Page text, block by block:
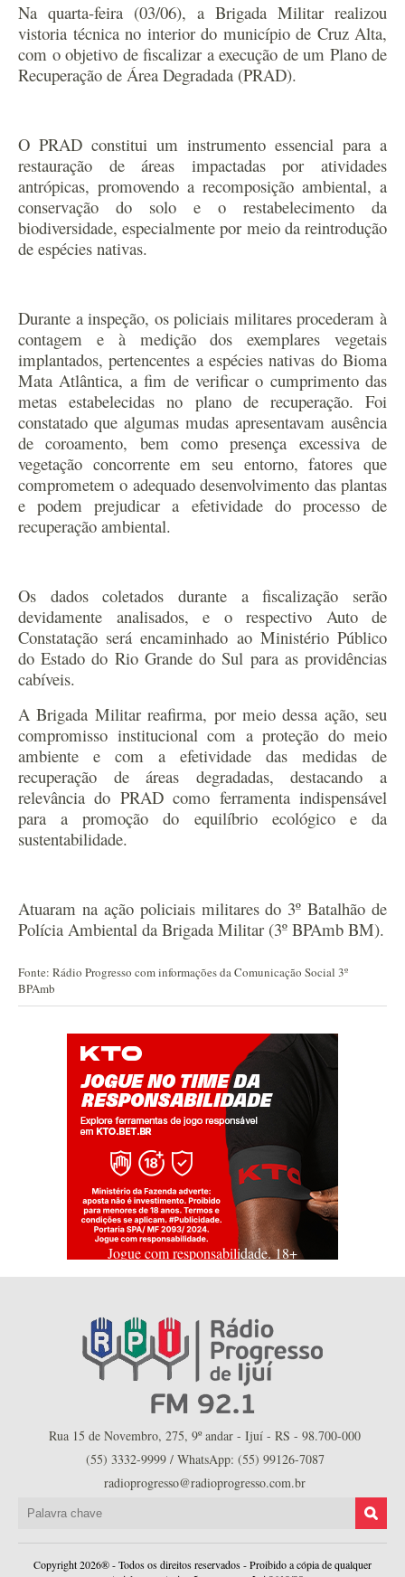
Na quarta-feira (03/06), a Brigada Militar realizou
vistoria técnica no interior do município de Cruz Alta,
com o objetivo de fiscalizar a execução de um Plano de
Recuperação de Área Degradada (PRAD).
O PRAD constitui um instrumento essencial para a
restauração de áreas impactadas por atividades
antrópicas, promovendo a recomposição ambiental, a
conservação do solo e o restabelecimento da
biodiversidade, especialmente por meio da reintrodução
de espécies nativas.
Durante a inspeção, os policiais militares procederam à
contagem e à medição dos exemplares vegetais
implantados, pertencentes a espécies nativas do Bioma
Mata Atlântica, a fim de verificar o cumprimento das
metas estabelecidas no plano de recuperação. Foi
constatado que algumas mudas apresentavam ausência
de coroamento, bem como presença excessiva de
vegetação concorrente em seu entorno, fatores que
comprometem o adequado desenvolvimento das plantas
e podem prejudicar a efetividade do processo de
recuperação ambiental.
Os dados coletados durante a fiscalização serão
devidamente analisados, e o respectivo Auto de
Constatação será encaminhado ao Ministério Público
do Estado do Rio Grande do Sul para as providências
cabíveis.
A Brigada Militar reafirma, por meio dessa ação, seu
compromisso institucional com a proteção do meio
ambiente e com a efetividade das medidas de
recuperação de áreas degradadas, destacando a
relevância do PRAD como ferramenta indispensável
para a promoção do equilíbrio ecológico e da
sustentabilidade.
Atuaram na ação policiais militares do 3º Batalhão de
Polícia Ambiental da Brigada Militar (3º BPAmb BM).
Fonte: Rádio Progresso com informações da Comunicação Social 3º
BPAmb
Jogue com responsabilidade. 18+
Rua 15 de Novembro, 275, 9º andar - Ijuí - RS - 98.700-000
(55) 3332-9999 / WhatsApp: (55) 99126-7087
radioprogresso@radioprogresso.com.br
Copyright 2026® - Todos os direitos reservados - Proibido a cópia de qualquer